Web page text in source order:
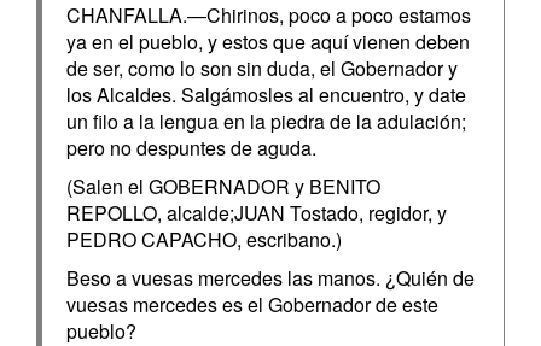
CHANFALLA.—Chirinos, poco a poco estamos
ya en el pueblo, y estos que aquí vienen deben
de ser, como lo son sin duda, el Gobernador y
los Alcaldes. Salgámosles al encuentro, y date
un filo a la lengua en la piedra de la adulación;
pero no despuntes de aguda.
(Salen el GOBERNADOR y BENITO
REPOLLO, alcalde;JUAN Tostado, regidor, y
PEDRO CAPACHO, escribano.)
Beso a vuesas mercedes las manos. ¿Quién de
vuesas mercedes es el Gobernador de este
pueblo?